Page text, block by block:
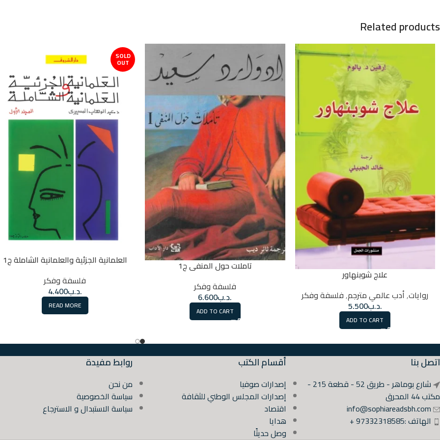
Related products
علاج شوبنهاور
روايات,أدب عالمي مترجم,فلسفة وفكر
.د.ب5.500
ADD TO CART
تاملات حول المنفى ج1
فلسفة وفكر
.د.ب6.600
ADD TO CART
SOLD
OUT
العلمانية الجزئية والعلمانية الشاملة ج1
فلسفة وفكر
.د.ب4.400
READ MORE
اتصل بنا
شارع بوماهر - طريق 52 - قطعة 215 -
مكتب 44 المحرق
info@sophiareadsbh.com
الهاتف :97332318585 +
أقسام الكتب
إصدارات صوفيا
إصدارات المجلس الوطني للثقافة
اقتصاد
هدايا
وصل حديثًا
روابط مفيدة
من نحن
سياسة الخصوصية
سياسة الاستبدال و الاسترجاع